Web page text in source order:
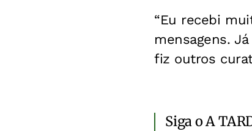
“Eu recebi
mensagens.
fiz outros
Siga o A